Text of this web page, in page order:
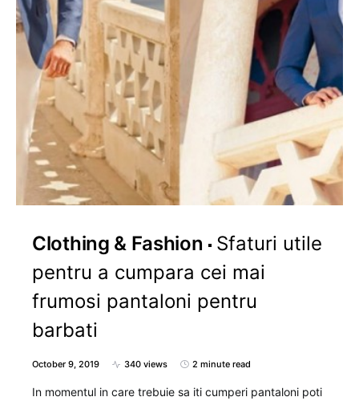
Clothing & Fashion
Sfaturi utile
pentru a cumpara cei mai
frumosi pantaloni pentru
barbati
October 9, 2019 340 views 2 minute read
In momentul in care trebuie sa iti cumperi pantaloni poti